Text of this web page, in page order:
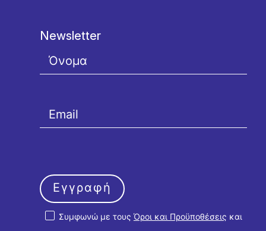
Newsletter
Συμφωνώ με τους Όροι και Προϋποθέσεις και
Εγγραφή